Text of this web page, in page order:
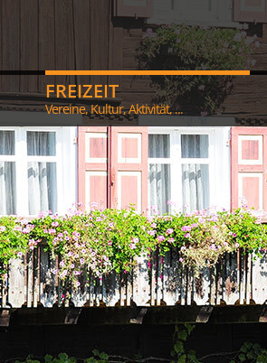
FREIZEIT
Vereine, Kultur, Aktivität, ...